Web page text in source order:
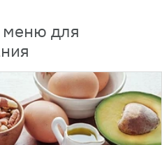
меню для